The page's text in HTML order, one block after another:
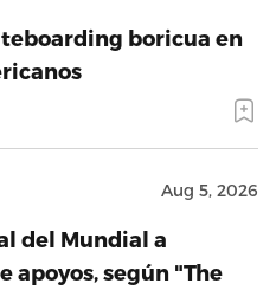
boricua en
Aug 5, 2026
del Mundial a
apoyos, según "The